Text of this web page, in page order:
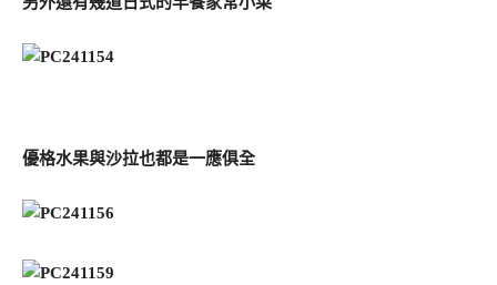
優格水果與沙拉也都是一應俱全